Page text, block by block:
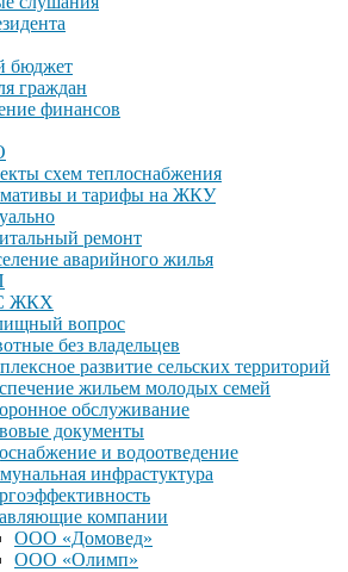
бюджет
граждан
финансов
схем теплоснабжения
и тарифы на ЖКУ
ремонт
аварийного жилья
ЖКХ
вопрос
без владельцев
развитие сельских территорий
жильем молодых семей
обслуживание
документы
и водоотведение
инфрастуктура
компании
ООО «Домовед»
ООО «Олимп»